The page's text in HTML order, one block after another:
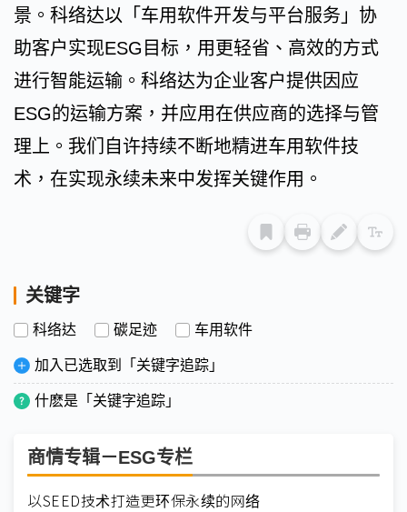
景。科络达以「车用软件开发与平台服务」协
助客户实现ESG目标，用更轻省、高效的方式
进行智能运输。科络达为企业客户提供因应
ESG的运输方案，并应用在供应商的选择与管
理上。我们自许持续不断地精进车用软件技
术，在实现永续未来中发挥关键作用。
关键字
科络达 碳足迹 车用软件
加入已选取到「关键字追踪」
什麽是「关键字追踪」
商情专辑－ESG专栏
以SEED技术打造更环保永续的网络